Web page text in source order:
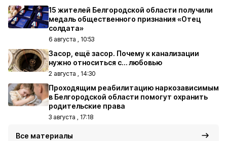
15 жителей Белгородской области получили
медаль общественного признания «Отец
солдата»
6 августа , 10:53
Засор, ещё засор. Почему к канализации
нужно относиться с… любовью
2 августа , 14:30
Проходящим реабилитацию наркозависимым
в Белгородской области помогут охранить
родительские права
3 августа , 17:18
Все материалы